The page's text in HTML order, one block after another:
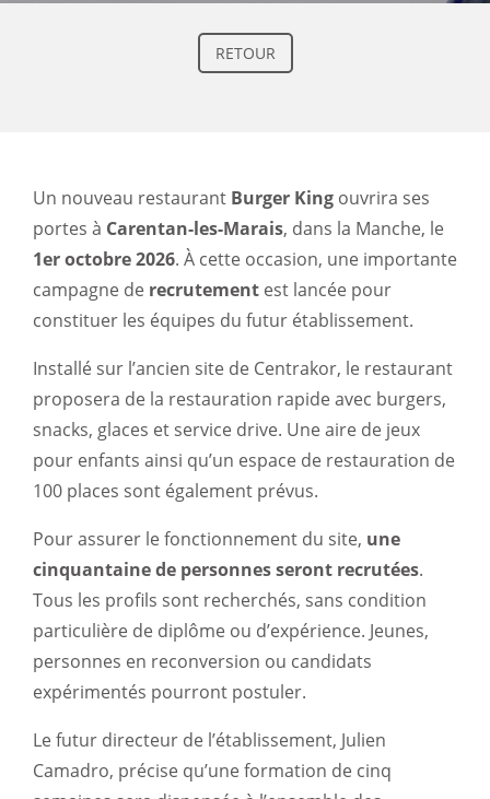
RETOUR
Un nouveau restaurant Burger King ouvrira ses
portes à Carentan-les-Marais, dans la Manche, le
1er octobre 2026. À cette occasion, une importante
campagne de recrutement est lancée pour
constituer les équipes du futur établissement.
Installé sur l’ancien site de Centrakor, le restaurant
proposera de la restauration rapide avec burgers,
snacks, glaces et service drive. Une aire de jeux
pour enfants ainsi qu’un espace de restauration de
100 places sont également prévus.
Pour assurer le fonctionnement du site, une
cinquantaine de personnes seront recrutées.
Tous les profils sont recherchés, sans condition
particulière de diplôme ou d’expérience. Jeunes,
personnes en reconversion ou candidats
expérimentés pourront postuler.
Le futur directeur de l’établissement, Julien
Camadro, précise qu’une formation de cinq